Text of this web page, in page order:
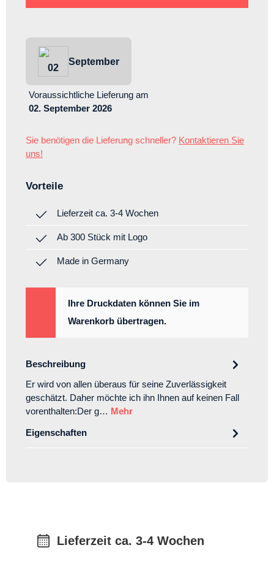
02
September
Voraussichtliche Lieferung am
02. September 2026
Sie benötigen die Lieferung schneller? Kontaktieren Sie
uns!
Vorteile
Lieferzeit ca. 3-4 Wochen
Ab 300 Stück mit Logo
Made in Germany
Ihre Druckdaten können Sie im
Warenkorb übertragen.
Beschreibung
Er wird von allen überaus für seine Zuverlässigkeit
geschätzt. Daher möchte ich ihn Ihnen auf keinen Fall
vorenthalten:Der g… Mehr
Eigenschaften
Lieferzeit ca. 3-4 Wochen